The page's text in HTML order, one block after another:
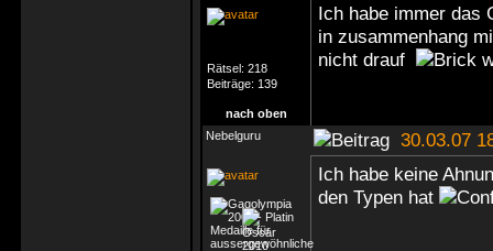
Rätsel: 218
Beiträge: 139
Ich habe immer das
in zusammenhang
nicht drauf
nach oben
Nebelguru
30.03.07
Ich habe keine
den Typen hat